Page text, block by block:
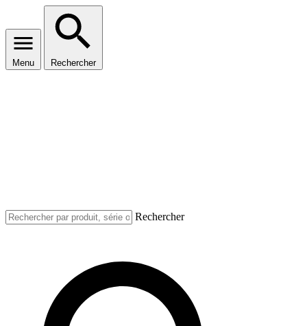
Menu Rechercher
Rechercher